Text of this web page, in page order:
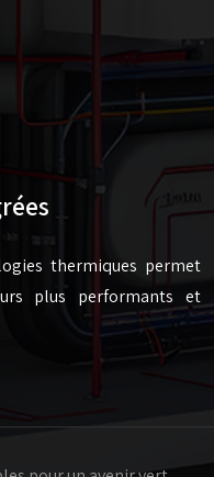
thermiques permet
plus performants et